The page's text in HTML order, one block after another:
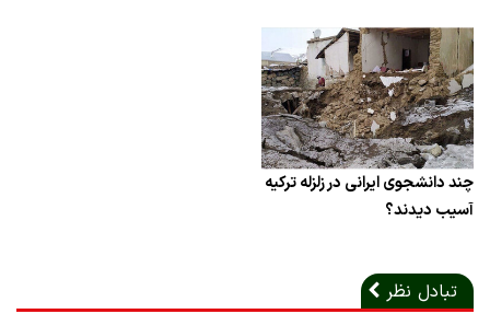
چند دانشجوی ایرانی در زلزله ترکیه
آسیب دیدند؟
تبادل نظر